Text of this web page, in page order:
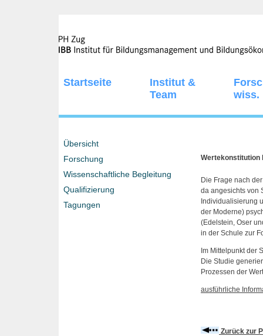
Startseite
Institut &
Team
wiss.
Übersicht
Forschung
Wissenschaftliche Begleitung
Qualifizierung
Tagungen
Wertekonstitution
Die Frage nach
da angesichts von
Individualisierung
der Moderne)
(Edelstein, Oser
in der Schule zur
Im Mittelpunkt der
Die Studie
Prozessen der
ausführliche
Zurück zur